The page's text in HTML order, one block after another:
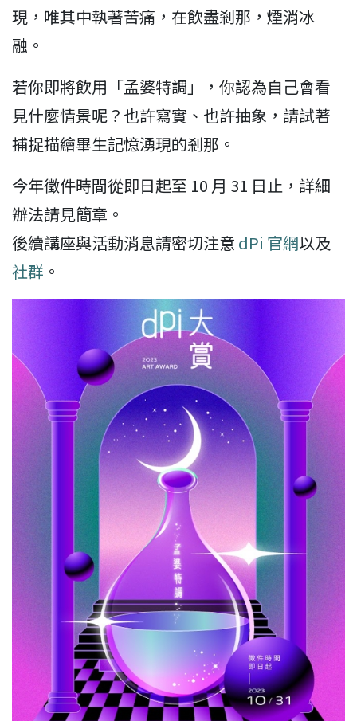
現，唯其中執著苦痛，在飲盡剎那，煙消冰
融。
若你即將飲用「孟婆特調」，你認為自己會看
見什麼情景呢？也許寫實、也許抽象，請試著
捕捉描繪畢生記憶湧現的剎那。
今年徵件時間從即日起至 10 月 31 日止，詳細
辦法請見簡章。
後續講座與活動消息請密切注意 dPi 官網以及
社群 。